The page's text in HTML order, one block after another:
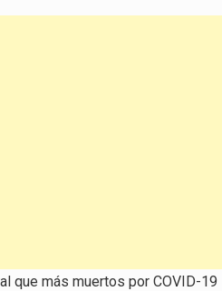
que más muertos por COVID-19